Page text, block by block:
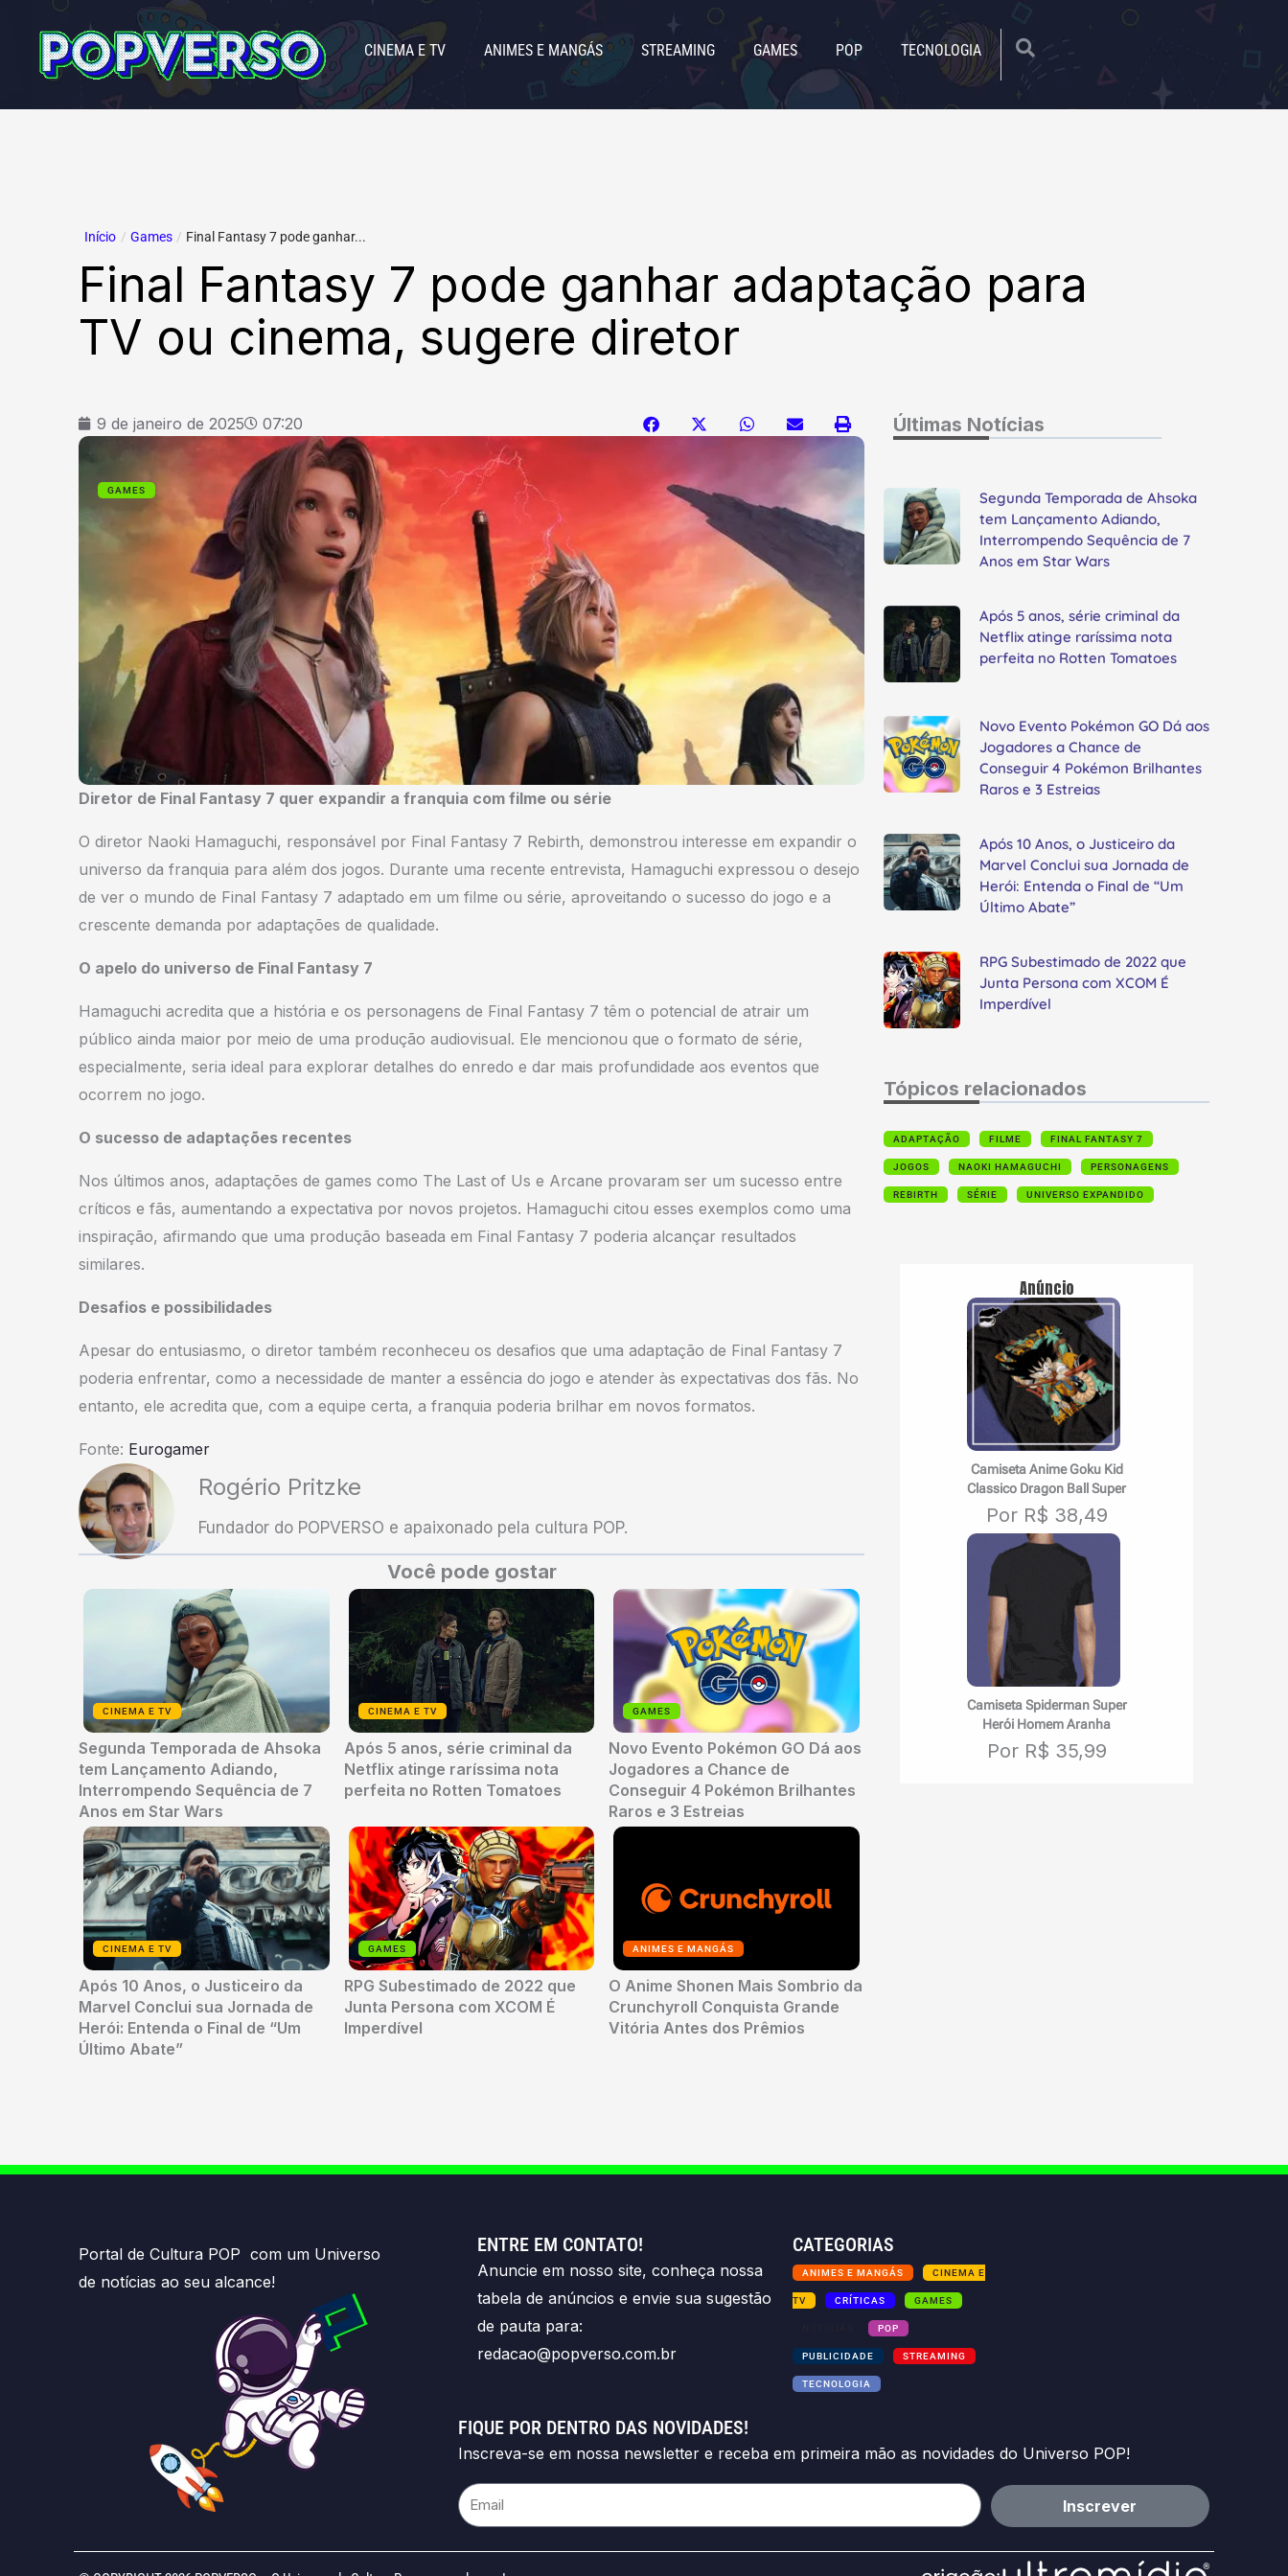
CINEMA E TV ANIMES E MANGÁS STREAMING GAMES POP TECNOLOGIA
Início / Games / Final Fantasy 7 pode ganhar...
Final Fantasy 7 pode ganhar adaptação para
TV ou cinema, sugere diretor
9 de janeiro de 2025 07:20
GAMES
Diretor de Final Fantasy 7 quer expandir a franquia com filme ou série
O diretor Naoki Hamaguchi, responsável por Final Fantasy 7 Rebirth, demonstrou interesse em expandir o
universo da franquia para além dos jogos. Durante uma recente entrevista, Hamaguchi expressou o desejo
de ver o mundo de Final Fantasy 7 adaptado em um filme ou série, aproveitando o sucesso do jogo e a
crescente demanda por adaptações de qualidade.
O apelo do universo de Final Fantasy 7
Hamaguchi acredita que a história e os personagens de Final Fantasy 7 têm o potencial de atrair um
público ainda maior por meio de uma produção audiovisual. Ele mencionou que o formato de série,
especialmente, seria ideal para explorar detalhes do enredo e dar mais profundidade aos eventos que
ocorrem no jogo.
O sucesso de adaptações recentes
Nos últimos anos, adaptações de games como The Last of Us e Arcane provaram ser um sucesso entre
críticos e fãs, aumentando a expectativa por novos projetos. Hamaguchi citou esses exemplos como uma
inspiração, afirmando que uma produção baseada em Final Fantasy 7 poderia alcançar resultados
similares.
Desafios e possibilidades
Apesar do entusiasmo, o diretor também reconheceu os desafios que uma adaptação de Final Fantasy 7
poderia enfrentar, como a necessidade de manter a essência do jogo e atender às expectativas dos fãs. No
entanto, ele acredita que, com a equipe certa, a franquia poderia brilhar em novos formatos.
Fonte: Eurogamer
Rogério Pritzke
Fundador do POPVERSO e apaixonado pela cultura POP.
Você pode gostar
CINEMA E TV
Segunda Temporada de Ahsoka
tem Lançamento Adiando,
Interrompendo Sequência de 7
Anos em Star Wars
CINEMA E TV
Após 5 anos, série criminal da
Netflix atinge raríssima nota
perfeita no Rotten Tomatoes
GAMES
Novo Evento Pokémon GO Dá aos
Jogadores a Chance de
Conseguir 4 Pokémon Brilhantes
Raros e 3 Estreias
CINEMA E TV
Após 10 Anos, o Justiceiro da
Marvel Conclui sua Jornada de
Herói: Entenda o Final de “Um
Último Abate”
GAMES
RPG Subestimado de 2022 que
Junta Persona com XCOM É
Imperdível
ANIMES E MANGÁS
O Anime Shonen Mais Sombrio da
Crunchyroll Conquista Grande
Vitória Antes dos Prêmios
Últimas Notícias
Segunda Temporada de Ahsoka
tem Lançamento Adiando,
Interrompendo Sequência de 7
Anos em Star Wars
Após 5 anos, série criminal da
Netflix atinge raríssima nota
perfeita no Rotten Tomatoes
Novo Evento Pokémon GO Dá aos
Jogadores a Chance de
Conseguir 4 Pokémon Brilhantes
Raros e 3 Estreias
Após 10 Anos, o Justiceiro da
Marvel Conclui sua Jornada de
Herói: Entenda o Final de “Um
Último Abate”
RPG Subestimado de 2022 que
Junta Persona com XCOM É
Imperdível
Tópicos relacionados
ADAPTAÇÃO FILME FINAL FANTASY 7
JOGOS NAOKI HAMAGUCHI PERSONAGENS
REBIRTH SÉRIE UNIVERSO EXPANDIDO
Anúncio
Camiseta Anime Goku Kid
Classico Dragon Ball Super
Por R$ 38,49
Camiseta Spiderman Super
Herói Homem Aranha
Por R$ 35,99
Portal de Cultura POP com um Universo
de notícias ao seu alcance!
ENTRE EM CONTATO!
Anuncie em nosso site, conheça nossa
tabela de anúncios e envie sua sugestão
de pauta para:
redacao@popverso.com.br
CATEGORIAS
ANIMES E MANGÁS CINEMA E
TV CRÍTICAS GAMES
POP
PUBLICIDADE STREAMING
TECNOLOGIA
FIQUE POR DENTRO DAS NOVIDADES!
Inscreva-se em nossa newsletter e receba em primeira mão as novidades do Universo POP!
Email
Inscrever